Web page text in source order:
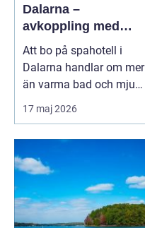
Dalarna –
avkoppling med
utsikt över berg och
sjö
Att bo på spahotell i
Dalarna handlar om mer
än varma bad och mjuka
badrockar. Många söker
en paus från vardagen,
Dalarna möts stillhet,
starka traditione...
17 maj 2026